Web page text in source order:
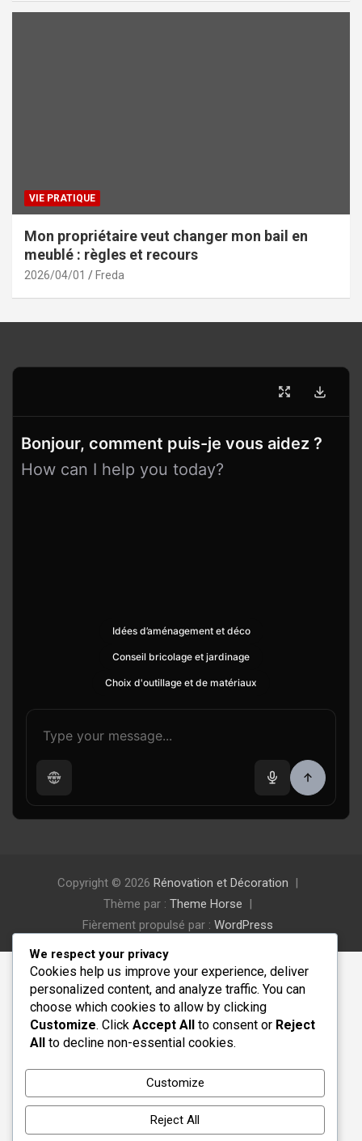
VIE PRATIQUE
Mon propriétaire veut changer mon bail en
meublé : règles et recours
2026/04/01 Freda
Bonjour, comment puis-je vous aidez ?
How can I help you today?
Idées d’aménagement et déco
Conseil bricolage et jardinage
Choix d'outillage et de matériaux
Copyright © 2026 Rénovation et Décoration
Thème par : Theme Horse
Fièrement propulsé par : WordPress
We respect your privacy
Cookies help us improve your experience, deliver
personalized content, and analyze traffic. You can
choose which cookies to allow by clicking
Customize. Click Accept All to consent or Reject
All to decline non-essential cookies.
Customize
Reject All